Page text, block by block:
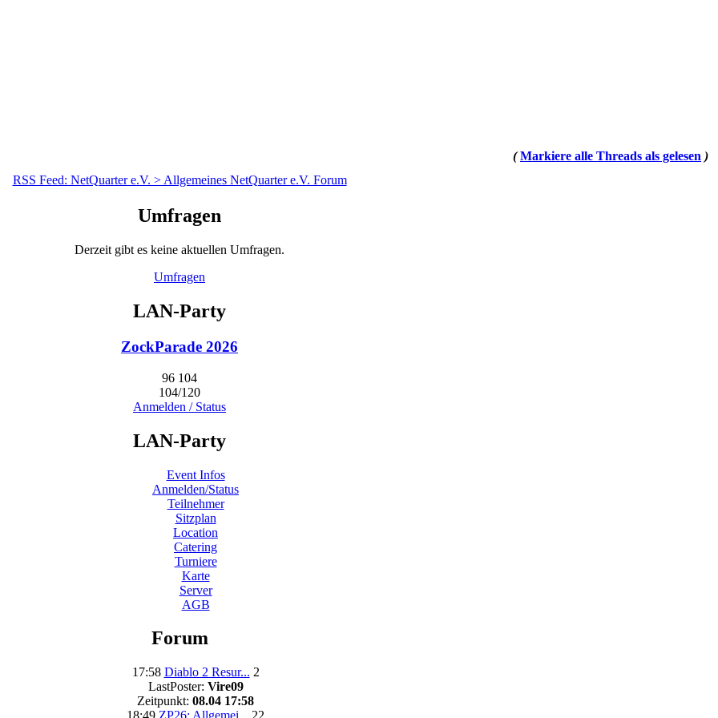
( Markiere alle Threads als gelesen )
RSS Feed: NetQuarter e.V. > Allgemeines NetQuarter e.V. Forum
Umfragen
Derzeit gibt es keine aktuellen Umfragen.
Umfragen
LAN-Party
ZockParade 2026
96 104
104/120
Anmelden / Status
LAN-Party
Event Infos
Anmelden/Status
Teilnehmer
Sitzplan
Location
Catering
Turniere
Karte
Server
AGB
Forum
17:58 Diablo 2 Resur... 2
LastPoster: Vire09
Zeitpunkt: 08.04 17:58